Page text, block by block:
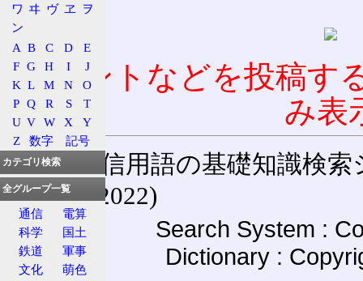
コメントなどを投稿す
み表
通信用語の基礎知識検
(27-May-2022)
Search System :
Dictionary :
ワ ヰ ヴ ヱ
ヲ
ン
A B C D
E
F G H I
J
K L M N
O
P Q R S
T
U V W X
Y
Z
数字 記号
カテゴリ検索
全グループ一覧
通信
電算
科学
国土
鉄道
軍事
文化
萌色